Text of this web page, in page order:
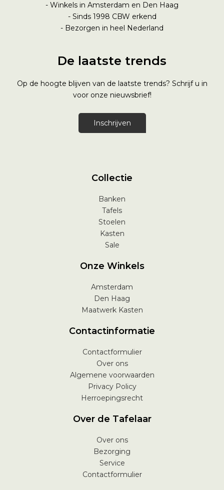
- Winkels in Amsterdam en Den Haag
- Sinds 1998 CBW erkend
- Bezorgen in heel Nederland
De laatste trends
Op de hoogte blijven van de laatste trends? Schrijf u in
voor onze nieuwsbrief!
Inschrijven
Collectie
Banken
Tafels
Stoelen
Kasten
Sale
Onze Winkels
Amsterdam
Den Haag
Maatwerk Kasten
Contactinformatie
Contactformulier
Over ons
Algemene voorwaarden
Privacy Policy
Herroepingsrecht
Over de Tafelaar
Over ons
Bezorging
Service
Contactformulier